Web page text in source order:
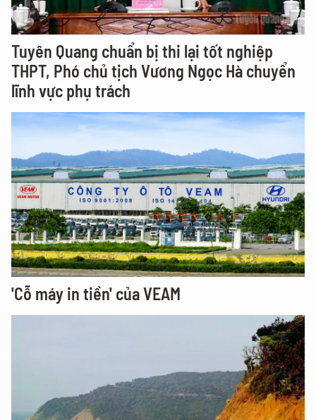
Tuyên Quang chuẩn bị thi lại tốt nghiệp
THPT, Phó chủ tịch Vương Ngọc Hà chuyển
lĩnh vực phụ trách
'Cỗ máy in tiền' của VEAM